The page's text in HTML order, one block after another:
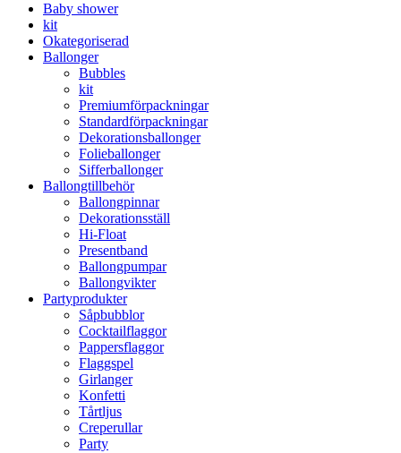
Baby shower
kit
Okategoriserad
Ballonger
Bubbles
kit
Premium­förpackningar
Standard­­förpackningar
Dekorations­ballonger
Folie­­­ballonger
Siffer­­ballonger
Ballong­tillbehör
Ballongpinnar
Dekorationsställ
Hi-Float
Presentband
Ballongpumpar
Ballong­vikter
Party­­produkter
Såpbubblor
Cocktail­flaggor
Pappers­flaggor
Flaggspel
Girlanger
Konfetti
Tårtljus
Creperullar
Party